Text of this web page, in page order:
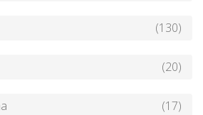
(130)
(20)
(17)